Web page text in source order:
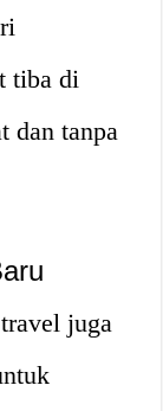
tiba di
dan tanpa
juga